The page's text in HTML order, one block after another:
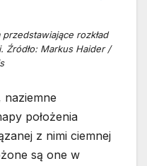
rozkład
Źródło: Markus Haider /
naziemne
położenia
z nimi ciemnej
są one w